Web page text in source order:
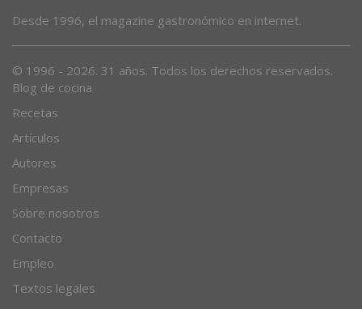
Desde 1996, el magazine gastronómico en internet.
© 1996 - 2026. 31 años. Todos los derechos reservados.
Blog de cocina
Recetas
Artículos
Autores
Empresas
Sobre nosotros
Contacto
Empleo
Textos legales